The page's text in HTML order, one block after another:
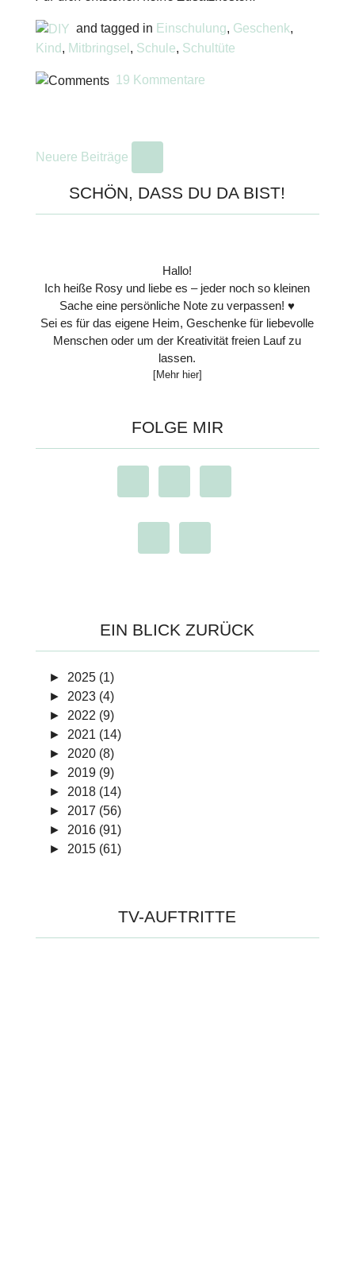
and tagged in Einschulung, Geschenk,
Kind , Mitbringsel , Schule, Schultüte
19 Kommentare
Neuere Beiträge
SCHÖN, DASS DU DA BIST!
Hallo!
Ich heiße Rosy und liebe es – jeder noch so kleinen
Sache eine persönliche Note zu verpassen! ♥
Sei es für das eigene Heim, Geschenke für liebevolle
Menschen oder um der Kreativität freien Lauf zu
lassen.
[Mehr hier]
FOLGE MIR
EIN BLICK ZURÜCK
►
2025 (1)
►
2023 (4)
►
2022 (9)
►
2021 (14)
►
2020 (8)
►
2019 (9)
►
2018 (14)
►
2017 (56)
►
2016 (91)
►
2015 (61)
TV-AUFTRITTE